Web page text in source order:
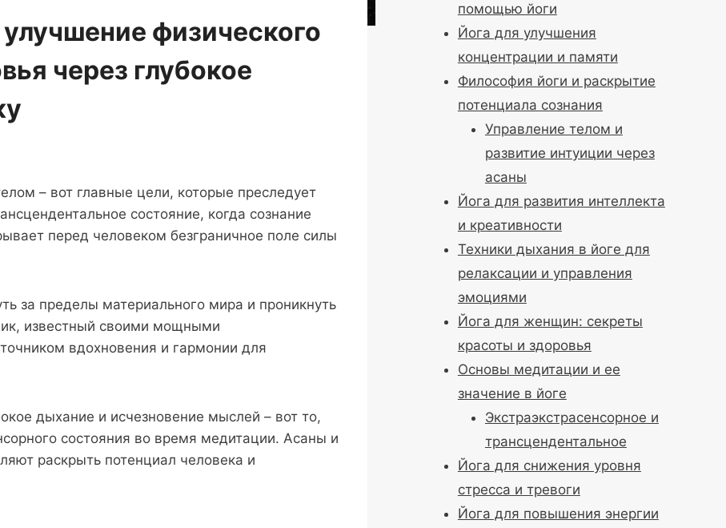
физического
через глубокое
– вот главные цели, которые преследует
состояние, когда сознание
перед человеком безграничное поле силы
за пределы материального мира и проникнуть
известный своими мощными
вдохновения и гармонии для
дыхание и исчезновение мыслей – вот то,
состояния во время медитации. Асаны и
раскрыть потенциал человека и
помощью йоги
Йога для улучшения
концентрации и памяти
Философия йоги и раскрытие
потенциала сознания
Управление телом и
развитие интуиции через
асаны
Йога для развития интеллекта
и креативности
Техники дыхания в йоге для
релаксации и управления
эмоциями
Йога для женщин: секреты
красоты и здоровья
Основы медитации и ее
значение в йоге
Экстраэкстрасенсорное и
трансцендентальное
Йога для снижения уровня
стресса и тревоги
Йога для повышения энергии